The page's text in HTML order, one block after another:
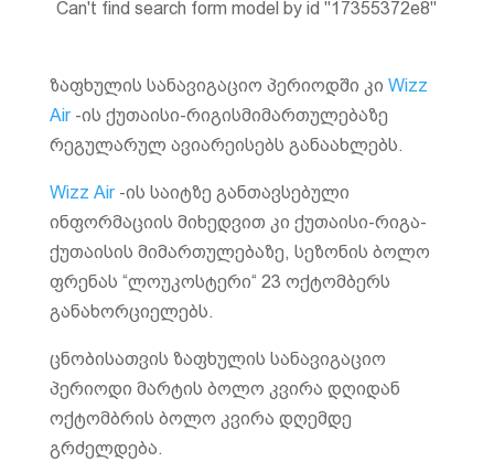
Can't find search form model by id "17355372e8"
ზაფხულის სანავიგაციო პერიოდში კი Wizz
Air-ის ქუთაისი-რიგისმიმართულებაზე
რეგულარულ ავიარეისებს განაახლებს.
Wizz Air-ის საიტზე განთავსებული
ინფორმაციის მიხედვით კი ქუთაისი-რიგა-
ქუთაისის მიმართულებაზე, სეზონის ბოლო
ფრენას “ლოუკოსტერი“ 23 ოქტომბერს
განახორციელებს.
ცნობისათვის ზაფხულის სანავიგაციო
პერიოდი მარტის ბოლო კვირა დღიდან
ოქტომბრის ბოლო კვირა დღემდე
გრძელდება.